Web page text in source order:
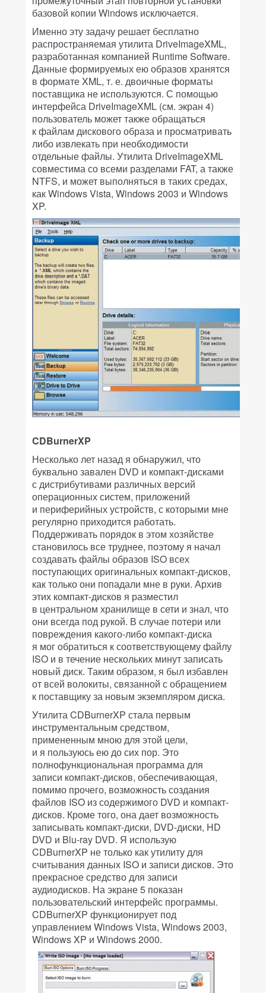
базовой копии Windows исключается.
Именно эту задачу решает бесплатно
распространяемая утилита DriveImageXML,
разработанная компанией Runtime Software.
Данные формируемых ею образов хранятся
в формате XML, т. е. двоичные форматы
поставщика не используются. С помощью
интерфейса DriveImageXML (см. экран 4)
пользователь может также обращаться
к файлам дискового образа и просматривать
либо извлекать при необходимости
отдельные файлы. Утилита DriveImageXML
совместима со всеми разделами FAT, а также
NTFS, и может выполняться в таких средах,
как Windows Vista, Windows 2003 и Windows
XP.
CDBurnerXP
Несколько лет назад я обнаружил, что
буквально завален DVD и компакт-дисками
с дистрибутивами различных версий
операционных систем, приложений
и периферийных устройств, с которыми мне
регулярно приходится работать.
Поддерживать порядок в этом хозяйстве
становилось все труднее, поэтому я начал
создавать файлы образов ISO всех
поступающих оригинальных компакт-дисков,
как только они попадали мне в руки. Архив
этих компакт-дисков я разместил
в центральном хранилище в сети и знал, что
они всегда под рукой. В случае потери или
повреждения какого-либо компакт-диска
я мог обратиться к соответствующему файлу
ISO и в течение нескольких минут записать
новый диск. Таким образом, я был избавлен
от всей волокиты, связанной с обращением
к поставщику за новым экземпляром диска.
Утилита CDBurnerXP стала первым
инструментальным средством,
примененным мною для этой цели,
и я пользуюсь ею до сих пор. Это
полнофункциональная программа для
записи компакт-дисков, обеспечивающая,
помимо прочего, возможность создания
файлов ISO из содержимого DVD и компакт-
дисков. Кроме того, она дает возможность
записывать компакт-диски, DVD-диски, HD
DVD и Blu-ray DVD. Я использую
CDBurnerXP не только как утилиту для
считывания данных ISO и записи дисков. Это
прекрасное средство для записи
аудиодисков. На экране 5 показан
пользовательский интерфейс программы.
CDBurnerXP функционирует под
управлением Windows Vista, Windows 2003,
Windows XP и Windows 2000.